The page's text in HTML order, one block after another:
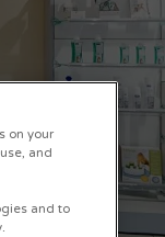
on your
and
and to